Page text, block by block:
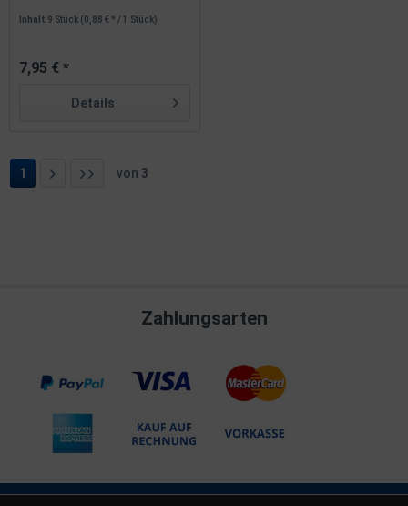
Inhalt 9 Stück (0,88 € * / 1 Stück)
7,95 € *
Details
1 von 3
Zahlungsarten